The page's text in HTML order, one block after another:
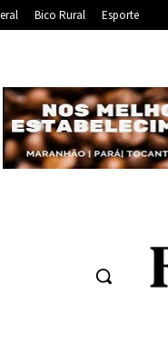
Bico Rural Esporte